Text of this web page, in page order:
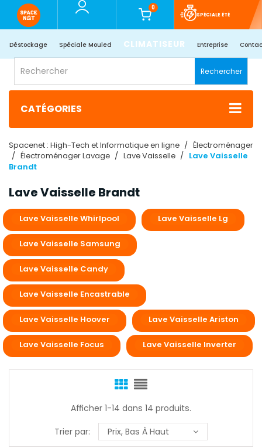
0
SPÉCIALE ÉTÉ
Déstockage Spéciale Mouled CLIMATISEUR Entreprise
Rechercher
CATÉGORIES
Spacenet : High-Tech et Informatique en ligne
Électroménager
Électroménager Lavage
Lave Vaisselle
Lave Vaisselle
Brandt
Lave Vaisselle Brandt
Lave Vaisselle Whirlpool Lave Vaisselle Lg
Lave Vaisselle Samsung
Lave Vaisselle Candy
Lave Vaisselle Encastrable
Lave Vaisselle Hoover Lave Vaisselle Ariston
Lave Vaisselle Focus Lave Vaisselle Inverter
Afficher 1-14 dans 14 produits.
Trier par:
Prix, Bas À Haut